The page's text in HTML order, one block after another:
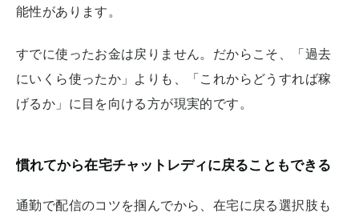
能性があります。
すでに使ったお金は戻りません。だからこそ、「過去
にいくら使ったか」よりも、「これからどうすれば稼
げるか」に目を向ける方が現実的です。
慣れてから在宅チャットレディに戻ることもできる
通勤で配信のコツを掴んでから、在宅に戻る選択肢も